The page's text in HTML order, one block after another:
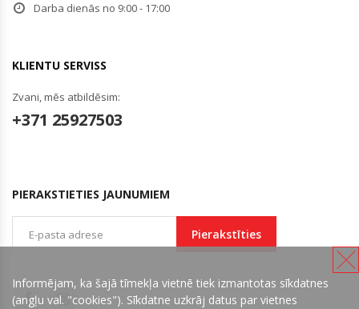
Darba dienās no 9:00 - 17:00
KLIENTU SERVISS
Zvani, mēs atbildēsim:
+371 25927503
PIERAKSTIETIES JAUNUMIEM
Pierakstīties
Informējam, ka šajā tīmekļa vietnē tiek izmantotas sīkdatnes
(angļu val. "cookies"). Sīkdatne uzkrāj datus par vietnes